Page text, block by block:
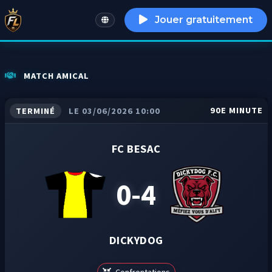
English Jouer gratuitement
MATCH AMICAL
TERMINÉ LE 03/06/2026 10:00 90E MINUTE
FC BESAC
0-4
DICKYDOG